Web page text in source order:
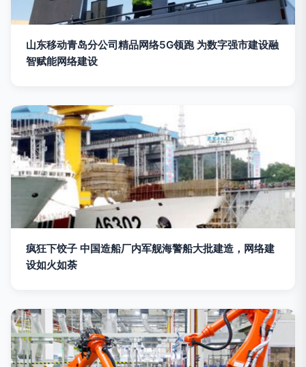
山东移动青岛分公司精品网络5G领跑 为数字强市建设融
智赋能网络建设
疯狂下饺子 中国造船厂内军舰海警船大批建造，网络建
设如火如荼